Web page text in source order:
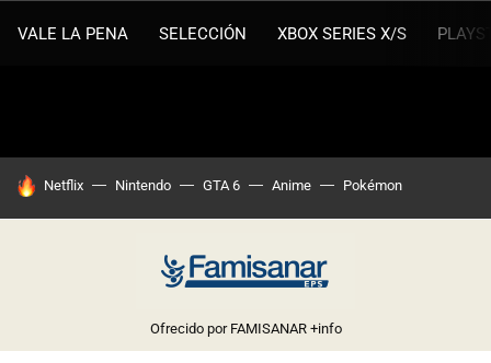
VALE LA PENA SELECCIÓN XBOX SERIES X/S
HOY SE HABLA DE
Netflix Nintendo GTA 6 Anime Pokémon
Ofrecido por FAMISANAR +info